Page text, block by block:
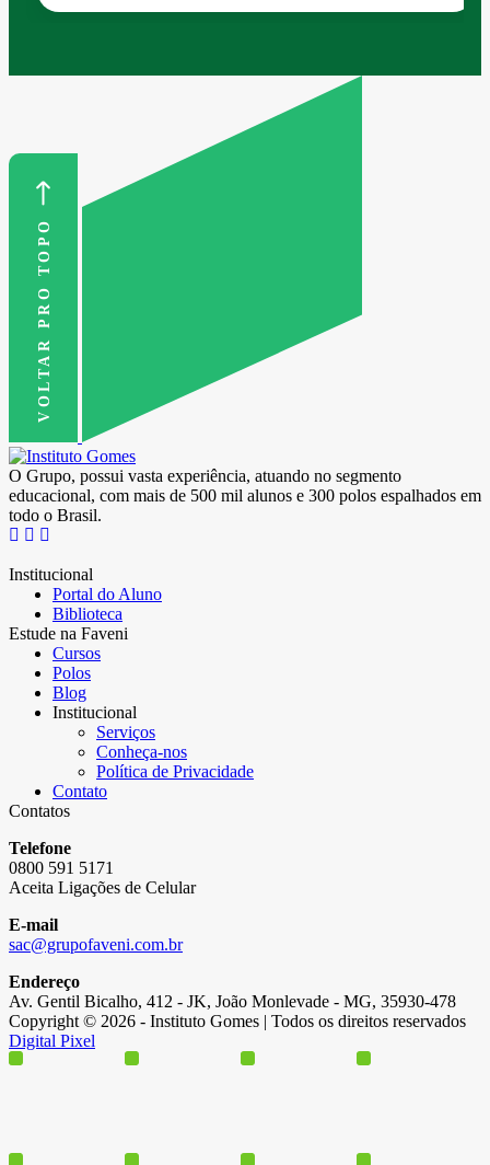
VOLTAR PRO TOPO
O Grupo, possui vasta experiência, atuando no segmento
educacional, com mais de 500 mil alunos e 300 polos espalhados em
todo o Brasil.
Institucional
Portal do Aluno
Biblioteca
Estude na Faveni
Cursos
Polos
Blog
Institucional
Serviços
Conheça-nos
Política de Privacidade
Contato
Contatos
Telefone
0800 591 5171
Aceita Ligações de Celular
E-mail
sac@grupofaveni.com.br
Endereço
Av. Gentil Bicalho, 412 - JK, João Monlevade - MG, 35930-478
Copyright © 2026 - Instituto Gomes | Todos os direitos reservados
Digital Pixel